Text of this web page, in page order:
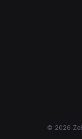
© 2026